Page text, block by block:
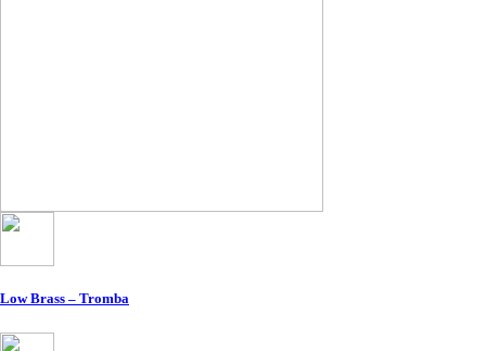
Low Brass – Tromba